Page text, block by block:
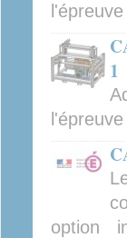
1
option